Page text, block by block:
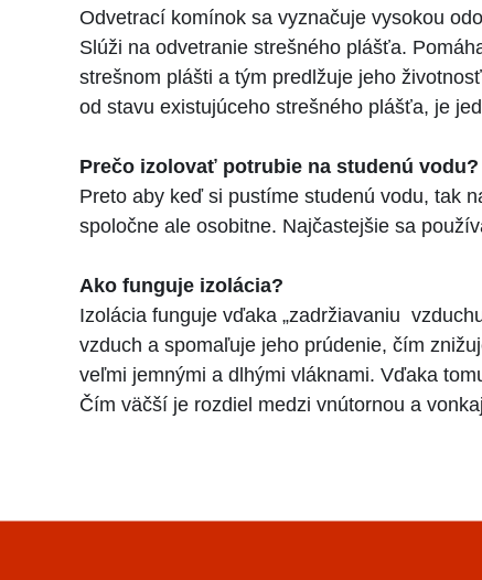
Odvetrací komínok sa vyznačuje vysokou
Slúži na odvetranie strešného plášťa.
strešnom plášti a tým predlžuje jeho
od stavu existujúceho strešného plášťa, je
Prečo izolovať potrubie na studenú vodu?
Preto aby keď si pustíme studenú vodu, tak
spoločne ale osobitne. Najčastejšie sa
Ako funguje izolácia?
Izolácia funguje vďaka „zadržiavaniu
vzduch a spomaľuje jeho prúdenie, čím
veľmi jemnými a dlhými vláknami. Vďaka
Čím väčší je rozdiel medzi vnútornou a